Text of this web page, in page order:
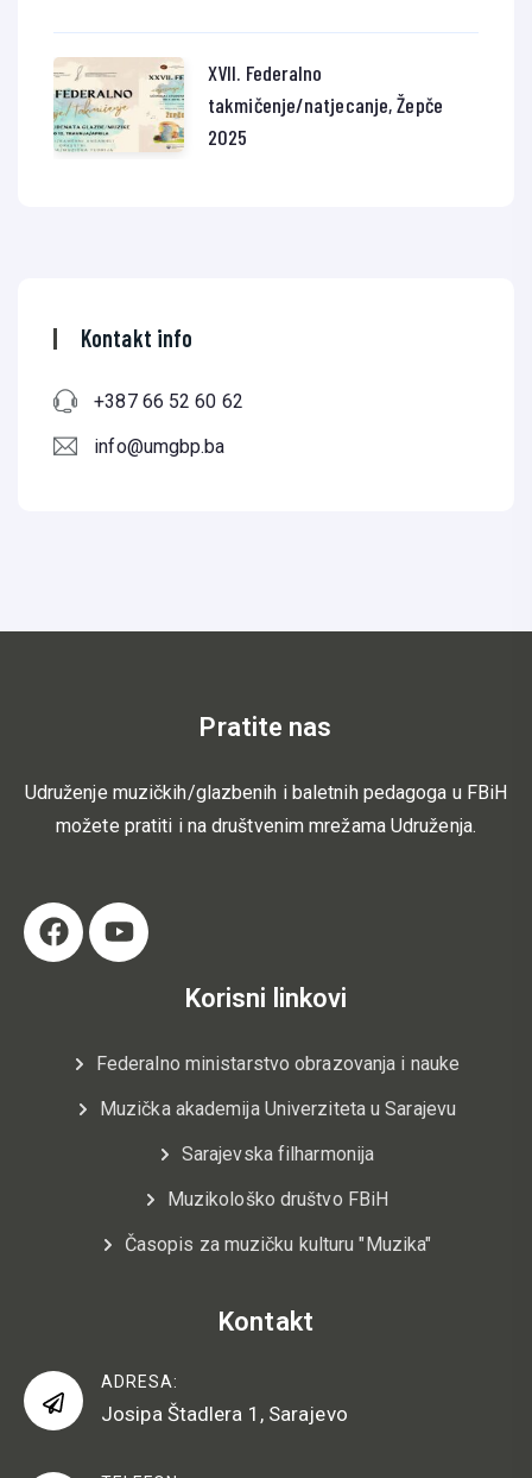
XVII. Federalno
takmičenje/natjecanje, Žepče
2025
Kontakt info
+387 66 52 60 62
info@umgbp.ba
Pratite nas
Udruženje muzičkih/glazbenih i baletnih pedagoga u FBiH
možete pratiti i na društvenim mrežama Udruženja.
Korisni linkovi
Federalno ministarstvo obrazovanja i nauke
Muzička akademija Univerziteta u Sarajevu
Sarajevska filharmonija
Muzikološko društvo FBiH
Časopis za muzičku kulturu "Muzika"
Kontakt
ADRESA:
Josipa Štadlera 1, Sarajevo